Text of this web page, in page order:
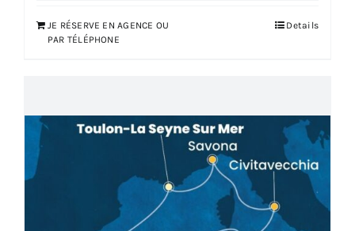
JE RÉSERVE EN AGENCE OU
PAR TÉLÉPHONE
Details